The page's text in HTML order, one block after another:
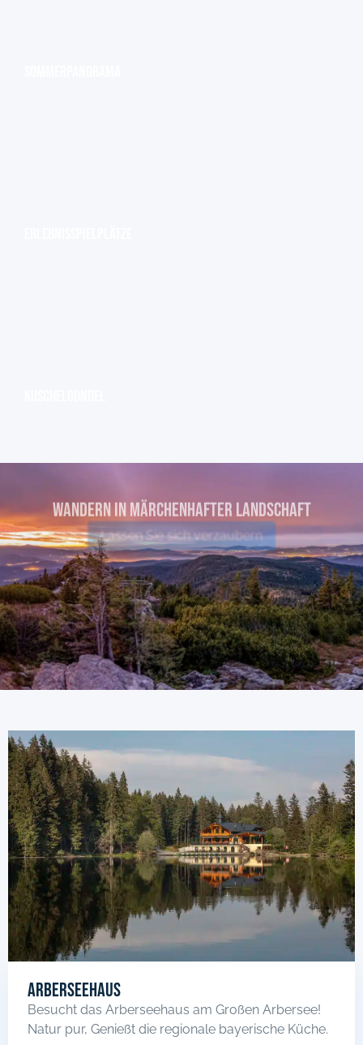
WANDERN IN MÄRCHENHAFTER Landschaft
Lassen Sie sich verzaubern
Arberseehaus
Besucht das Arberseehaus am Großen Arbersee!
Natur pur, Genießt die regionale bayerische Küche.